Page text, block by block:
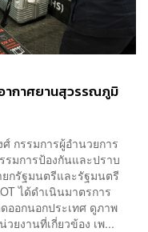
ากาศยานสุวรรณภูมิ
กรรมการผู้อำนวยการ
มการป้องกันและปราบ
กรัฐมนตรีและรัฐมนตรี
ได้ดำเนินมาตรการ
ออกนอกประเทศ ดูภาพ
ยงานที่เกี่ยวข้อง เพ...